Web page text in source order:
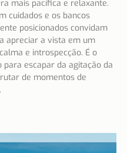
mais pacífica e relaxante.
cuidados e os bancos
posicionados convidam
apreciar a vista em um
e introspecção. É o
escapar da agitação da
de momentos de